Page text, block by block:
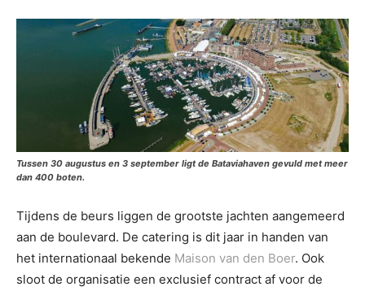
Tussen 30 augustus en 3 september ligt de Bataviahaven gevuld met meer
dan 400 boten.
Tijdens de beurs liggen de grootste jachten aangemeerd
aan de boulevard. De catering is dit jaar in handen van
het internationaal bekende Maison van den Boer. Ook
sloot de organisatie een exclusief contract af voor de